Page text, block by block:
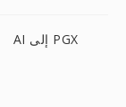
AI إلى PGX